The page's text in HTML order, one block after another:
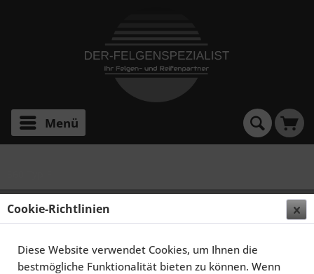
Menü
SCHMIDT FELGEN 19 ZOLL RHINO FÜR VOLVO
S60/V60 TYP F, HIGHGLOSS SILBER
Cookie-Richtlinien
Diese Website verwendet Cookies, um Ihnen die
bestmögliche Funktionalität bieten zu können. Wenn